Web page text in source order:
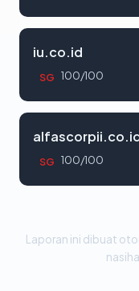
iu.co.id
SG 100/100
SG 100/100
Laporan ini dibuat